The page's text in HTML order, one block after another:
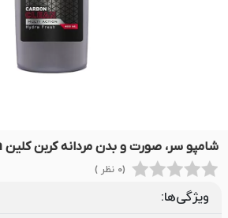
شامپو سر، صورت و بدن مردانه کربن کلین Carbon Clean مای
(0 نظر )
ویژگی‌ها: